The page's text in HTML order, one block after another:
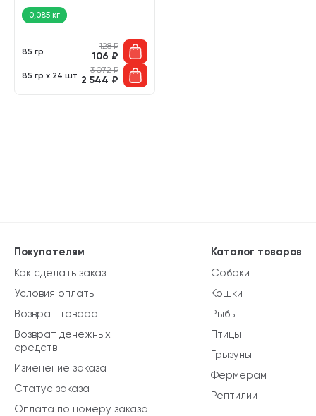
0,085 кг
85 гр
128₽
106 ₽
85 гр х 24 шт
3 072₽
2 544 ₽
Каталог товаров
Собаки
Кошки
Рыбы
Птицы
Грызуны
Фермерам
Рептилии
Покупателям
Как сделать заказ
Условия оплаты
Возврат товара
Возврат денежных
средств
Изменение заказа
Статус заказа
Оплата по номеру заказа